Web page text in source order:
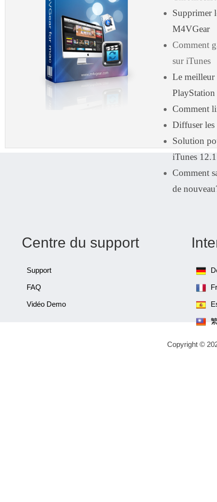
Supprimer
M4VGear
Comment
sur iTunes
Le meilleur
PlayStation
Comment
Diffuser
Solution
iTunes 12.1
Comment
de
Centre du support
Support
FAQ
Vidéo Demo
Copyright ©